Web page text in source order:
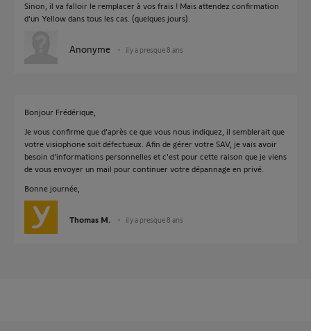
Sinon, il va falloir le remplacer à vos frais ! Mais attendez confirmation
d'un Yellow dans tous les cas. (quelques jours).
Anonyme il y a presque 8 ans
Bonjour Frédérique,
Je vous confirme que d'après ce que vous nous indiquez, il semblerait que
votre visiophone soit défectueux. Afin de gérer votre SAV, je vais avoir
besoin d'informations personnelles et c'est pour cette raison que je viens
de vous envoyer un mail pour continuer votre dépannage en privé.
Bonne journée,
Thomas M. il y a presque 8 ans